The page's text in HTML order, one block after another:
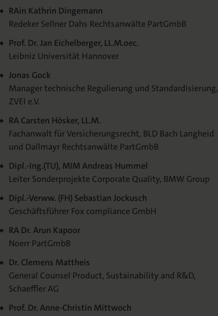
RAin Kathrin Dingemann
Redeker Sellner Dahs Rechtsanwälte PartGmbB
Prof. Dr. Jan Eichelberger, LL.M.oec.
Leibniz Universität Hannover
Jonas Gock
Manager technische Regulierung und Standardisierung,
ZVEI e.V.
RA Carsten Hösker, LL.M.
Fachanwalt für Versicherungsrecht, BLD Bach Langheid
und Dallmayr Rechtsanwälte PartGmbB
Dipl.-Ing.(TU), MIM Andreas Hummel
Leiter Sonderprojekte Corporate Quality, BMW Group
Dipl.-Verww. (FH) Sebastian Jockusch
Geschäftsführer Fox compliance GmbH
RA Dr. Arun Kapoor
Noerr PartGmbB
Dr. Clemens Mattheis
General Counsel Product, Sustainability and R&D,
Schaeffler AG
Prof. Dr. Anne-Christin Mittwoch